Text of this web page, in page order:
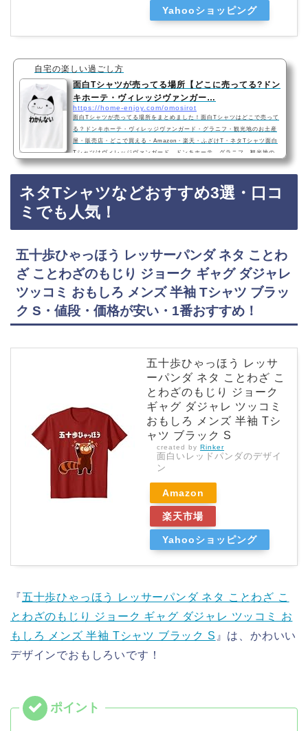
Yahooショッピング
自宅の楽しい過ごし方
面白Tシャツが売ってる場所【どこに売ってる?ドン
キホーテ・ヴィレッジヴァンガー…
https://home-enjoy.com/omosirot
面白Tシャツが売ってる場所をまとめました！面白Tシャツはどこで売って
る？ドンキホーテ・ヴィレッジヴァンガード・グラニフ・観光地のお土産
屋・販売店・どこで買える・Amazon・楽天・ふざけT・ネタTシャツ面白
Tシャツはヴィレッジヴァンガード、ドンキホーテ、グラニフ、観光地の
お土産屋などに売っています！店舗によっては売ってない店もあるので、
Amazonや楽天でも人気の面白Tシャツが手軽に買えておすすめです！面白
Tシャツおすすめ3選・おしゃれ・かわいい・安いわかんない 半袖Tシャ
ツ・面白Tシャツ・おしゃれ・かわいい・安い…
ネタTシャツなどおすすめ3選・口コ
ミでも人気！
五十歩ひゃっほう レッサーパンダ ネタ ことわ
ざ ことわざのもじり ジョーク ギャグ ダジャレ
ツッコミ おもしろ メンズ 半袖 Tシャツ ブラッ
ク S・値段・価格が安い・1番おすすめ！
五十歩ひゃっほう レッサ
ーパンダ ネタ ことわざ こ
とわざのもじり ジョーク
ギャグ ダジャレ ツッコミ
おもしろ メンズ 半袖 Tシ
ャツ ブラック S
created by Rinker
面白いレッドパンダのデザイ
ン
Amazon
楽天市場
Yahooショッピング
『五十歩ひゃっほう レッサーパンダ ネタ ことわざ こ
とわざのもじり ジョーク ギャグ ダジャレ ツッコミ お
もしろ メンズ 半袖 Tシャツ ブラック S 』は、かわいい
デザインでおもしろいです！